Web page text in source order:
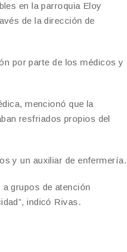
en la parroquia Eloy
de la dirección de
por parte de los médicos y
mencionó que la
resfriados propios del
y un auxiliar de enfermería.
grupos de atención
indicó Rivas.